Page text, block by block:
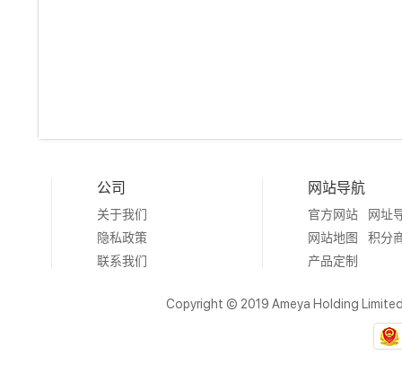
公司
关于我们
隐私政策
联系我们
网站导航
官方网站
网址
网站地图
积分
产品定制
Copyright © 2019 Ameya Holding